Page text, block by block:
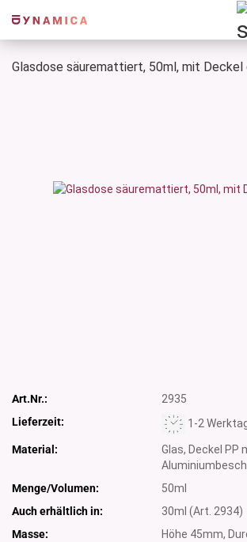
Glasdose säuremattiert, 50ml, mit Deckel
Art.Nr.:
2935
Lieferzeit:
1-2
Material:
Glas, Deckel PP
Menge/Volumen:
50ml
Auch erhältlich in:
30ml (Art. 2934)
Masse:
Höhe 45mm,